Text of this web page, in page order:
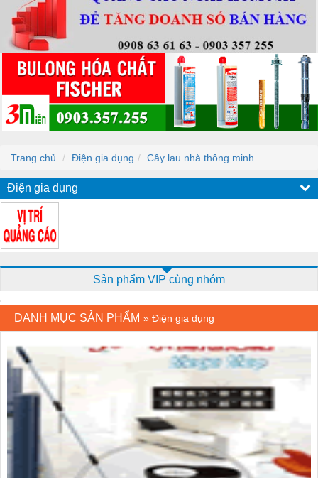
Trang chủ Điện gia dụng Cây lau nhà thông minh
Điện gia dụng
Sản phẩm VIP cùng nhóm
DANH MỤC SẢN PHẨM » Điện gia dụng